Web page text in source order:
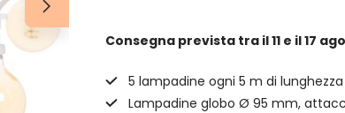
Consegna prevista tra il 11 e il 17
5 lampadine ogni 5 m di lunghezza
Lampadine globo Ø 95 mm,